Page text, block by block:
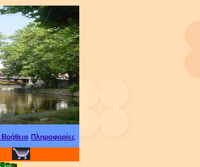
Βοήθεια Πληροφορίες